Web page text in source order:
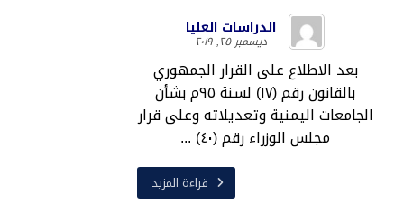
الدراسات العليا
ديسمبر ٢٥, ٢٠١٩
بعد الاطلاع على القرار الجمهوري
بالقانون رقم (١٧) لسنة ٩٥م بشأن
الجامعات اليمنية وتعديلاته وعلى قرار
مجلس الوزراء رقم (٤٠) ...
قراءة المزيد